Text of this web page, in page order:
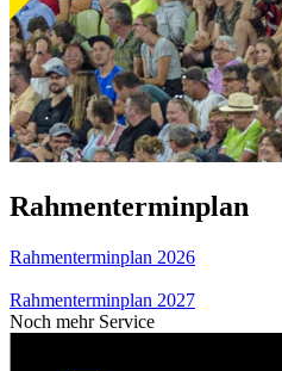
Rahmenterminplan
Rahmenterminplan 2026
Rahmenterminplan 2027
Noch mehr Service